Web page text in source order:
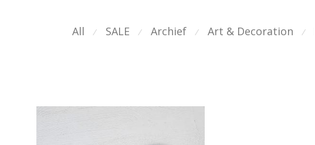
All ⁄ SALE ⁄ Archief ⁄ Art & Decoration ⁄